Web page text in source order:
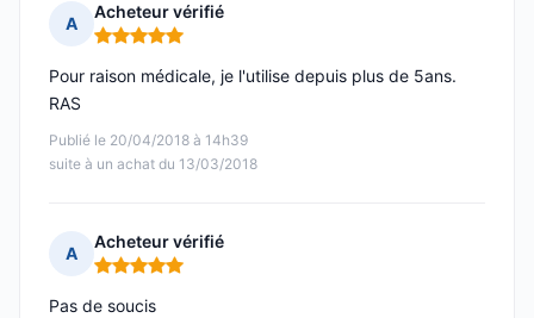
A
Acheteur vérifié
Note : 5 sur 5
Publié le 20/04/2018 à 14h39
suite à un achat du 13/03/2018
Pour raison médicale, je l'utilise depuis plus de 5ans.
RAS
A
Acheteur vérifié
Note : 5 sur 5
Pas de soucis